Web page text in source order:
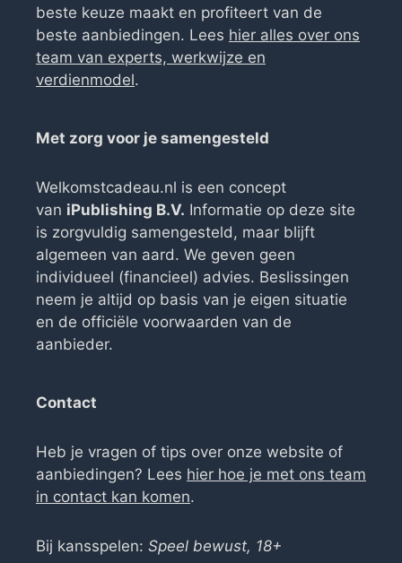
beste keuze maakt en profiteert van de
beste aanbiedingen. Lees hier alles over ons
team van experts, werkwijze en
verdienmodel.
Met zorg voor je samengesteld
Welkomstcadeau.nl is een concept
van iPublishing B.V. Informatie op deze site
is zorgvuldig samengesteld, maar blijft
algemeen van aard. We geven geen
individueel (financieel) advies. Beslissingen
neem je altijd op basis van je eigen situatie
en de officiële voorwaarden van de
aanbieder.
Contact
Heb je vragen of tips over onze website of
aanbiedingen? Lees hier hoe je met ons team
in contact kan komen.
Bij kansspelen: Speel bewust, 18+